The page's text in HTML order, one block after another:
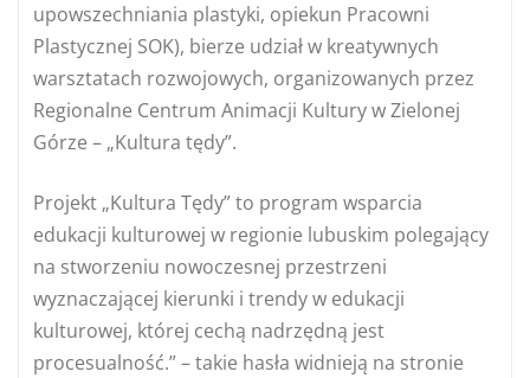
upowszechniania plastyki, opiekun Pracowni
Plastycznej SOK), bierze udział w kreatywnych
warsztatach rozwojowych, organizowanych przez
Regionalne Centrum Animacji Kultury w Zielonej
Górze – „Kultura tędy”.
Projekt „Kultura Tędy” to program wsparcia
edukacji kulturowej w regionie lubuskim polegający
na stworzeniu nowoczesnej przestrzeni
wyznaczającej kierunki i trendy w edukacji
kulturowej, której cechą nadrzędną jest
procesualność.” – takie hasła widnieją na stronie